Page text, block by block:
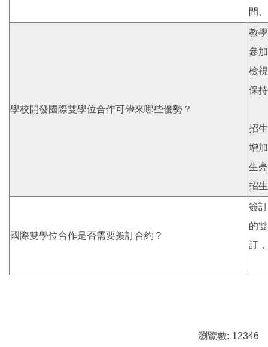
間
學校開發國際雙學位合作可帶來哪些優勢？
教
參
檢
保
招
增
生
招
國際雙學位合作是否需要簽訂合約？
簽
的
訂
瀏覽數: 12346